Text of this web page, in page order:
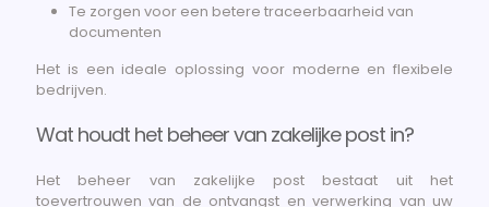
Te zorgen voor een betere traceerbaarheid van
documenten
Het is een ideale oplossing voor moderne en flexibele
bedrijven.
Wat houdt het beheer van zakelijke post in?
Het beheer van zakelijke post bestaat uit het
toevertrouwen van de ontvangst en verwerking van uw